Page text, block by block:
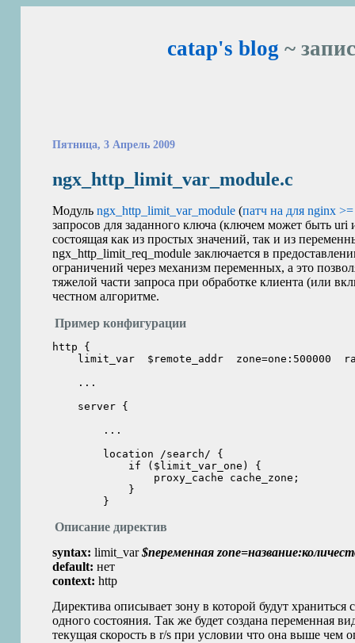
catap's blog ~
Пятница, 3 Апрель 2009
ngx_http_limit_var_module.c
Модульngx_http_limit_var_module (патч на для nginx
запросов для заданного ключа (ключем может быть
состоящая как из простых значений, так и из
ngx_http_limit_req_module заключается в
ограничений через механизм переменных, а это
тяжелой части запроса при обработке клиента (или
честном алгоритме.
Пример конфигурации
http {
limit_var  $remote_addr  zone=one:500000
    ...
    server {
        ...
        location /search/ {
            if ($limit_var_one) {
                proxy_cache cache_zone;
            }
Описание директив
syntax:limit_var$переменная
default:нет
context:http
Директива описывает зону в которой будут храниться
одного состояния. Так же будет создана переменная
текущая скорость в r/s при условии что она выше чем